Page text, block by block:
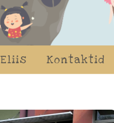
Eliis Kontaktid